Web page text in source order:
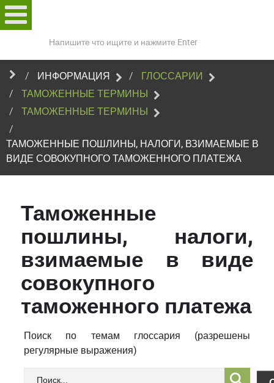
сайту
ИНФОРМАЦИЯ
ГЛОССАРИИ
ТАМОЖЕННЫЕ ТЕРМИНЫ
ТАМОЖЕННЫЕ ТЕРМИНЫ
ТАМОЖЕННЫЕ ПОШЛИНЫ, НАЛОГИ, ВЗИМАЕМЫЕ В
ВИДЕ СОВОКУПНОГО ТАМОЖЕННОГО ПЛАТЕЖА
Таможенные
пошлины, налоги,
взимаемые в виде
совокупного
таможенного платежа
Поиск по темам глоссария (разрешены
регулярные выражения)